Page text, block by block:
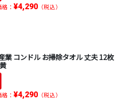
： ¥4,290（税込）
業 コンドル お掃除タオル 丈夫 12枚
： ¥4,290（税込）